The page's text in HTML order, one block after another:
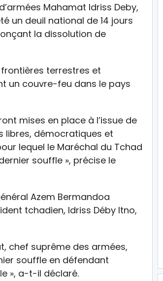
Mahamat Idriss Deby,
un deuil national de 14 jours
la dissolution de
frontières terrestres et
un couvre-feu dans le pays
mises en place à l’issue de
libres, démocratiques et
lequel le Maréchal du Tchad
souffle », précise le
Azem Bermandoa
tchadien, Idriss Déby Itno,
chef suprême des armées,
souffle en défendant
», a-t-il déclaré.